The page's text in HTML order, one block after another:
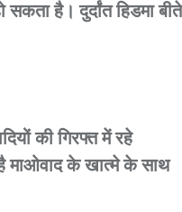
है। दुर्दांत हिडमा बीते
की गिरफ्त में रहे
माओवाद के खात्मे के साथ